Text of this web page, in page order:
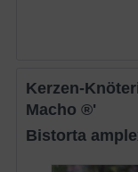
Kerzen-Knöterich 'JS Delgado
Macho ®'
Bistorta